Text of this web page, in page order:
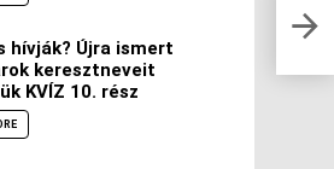
Öt
hívják? Újra ismert
keresztneveit
KVÍZ 10. rész